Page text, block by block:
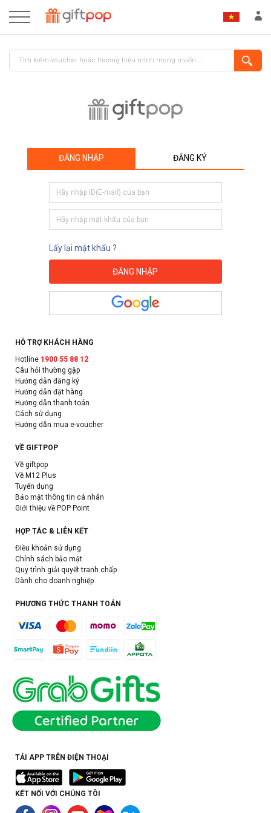
ĐĂNG NHẬP ĐĂNG KÝ
Lấy lại mật khẩu ?
HỖ TRỢ KHÁCH HÀNG
Hotline 1900 55 88 12
Câu hỏi thường gặp
Hướng dẫn đăng ký
Hướng dẫn đặt hàng
Hướng dẫn thanh toán
Cách sử dụng
Hướng dẫn mua e-voucher
VỀ GIFTPOP
Về giftpop
Về M12 Plus
Tuyển dụng
Bảo mật thông tin cá nhân
Giới thiệu về POP Point
HỢP TÁC & LIÊN KẾT
Điều khoản sử dụng
Chính sách bảo mật
Quy trình giải quyết tranh chấp
Dành cho doanh nghiệp
PHƯƠNG THỨC THANH TOÁN
TẢI APP TRÊN ĐIỆN THOẠI
KẾT NỐI VỚI CHÚNG TÔI